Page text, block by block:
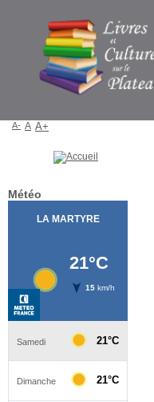
A- A A+
Météo